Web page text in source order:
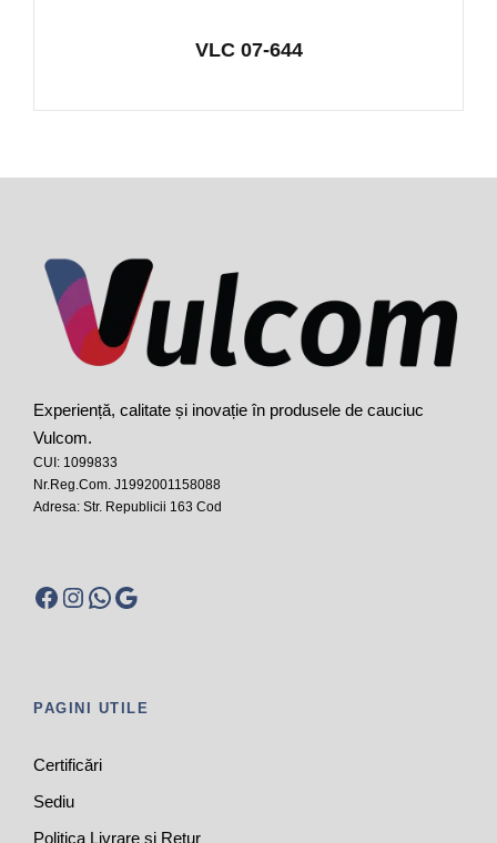
VLC 07-644
Experiență, calitate și inovație în produsele de cauciuc
Vulcom.
CUI: 1099833
Nr.Reg.Com. J1992001158088
Adresa: Str. Republicii 163 Cod
Facebook Instagram WhatsApp Google
PAGINI UTILE
Certificări
Sediu
Politica Livrare și Retur